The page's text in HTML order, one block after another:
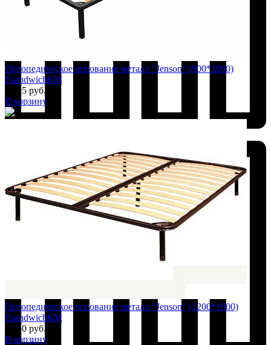
Добавить к сравнению
Ортопедическое основание металл "Jenson" (900*2000)
EsandwichКМ
5 055 руб.
В корзину
Ортопедическое основание металл "Jenson" (1200*1900)
EsandwichКМ
6 330 руб.
В корзину